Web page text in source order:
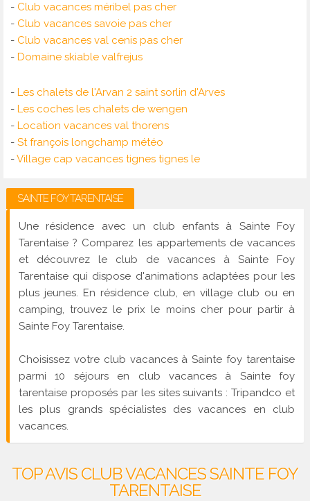
- Club vacances méribel pas cher
- Club vacances savoie pas cher
- Club vacances val cenis pas cher
- Domaine skiable valfrejus
- Les chalets de l'Arvan 2 saint sorlin d'Arves
- Les coches les chalets de wengen
- Location vacances val thorens
- St françois longchamp météo
-Village cap vacances tignes tignes le
SAINTE FOY TARENTAISE
Une résidence avec un club enfants à Sainte Foy
Tarentaise ? Comparez les appartements de vacances
et découvrez le club de vacances à Sainte Foy
Tarentaise qui dispose d'animations adaptées pour les
plus jeunes. En résidence club, en village club ou en
camping, trouvez le prix le moins cher pour partir à
Sainte Foy Tarentaise.
Choisissez votre club vacances à Sainte foy tarentaise
parmi 10 séjours en club vacances à Sainte foy
tarentaise proposés par les sites suivants : Tripandco et
les plus grands spécialistes des vacances en club
vacances.
TOP AVIS CLUB VACANCES SAINTE FOY
TARENTAISE